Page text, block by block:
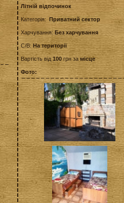
Літній відпочинок
Категорія: Приватний сектор
Харчування: Без харчування
С/В: На території
Вартість від100 грн за місце
Фото: